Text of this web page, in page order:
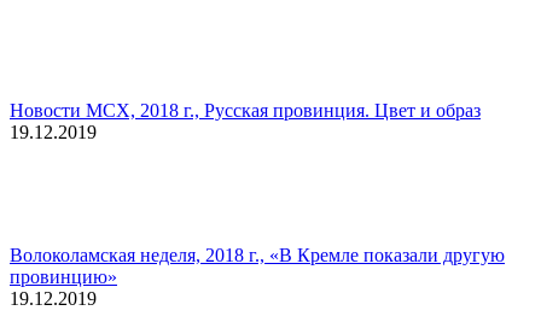
Новости МСХ, 2018 г., Русская провинция. Цвет и образ
19.12.2019
Волоколамская неделя, 2018 г., «В Кремле показали другую
провинцию»
19.12.2019